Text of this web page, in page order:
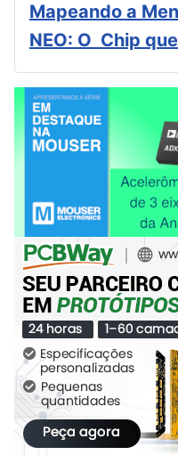
Mapeando a
NEO: O Chip